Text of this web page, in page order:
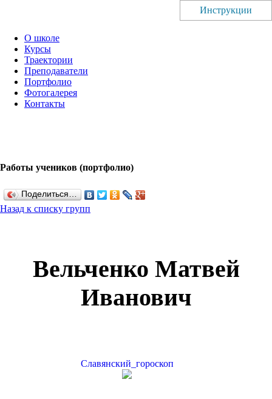
О школе
Курсы
Траектории
Преподаватели
Портфолио
Фотогалерея
Контакты
Работы учеников (портфолио)
Поделиться…
Назад к списку групп
Инструкции
Вельченко Матвей
Иванович
Славянский_гороскоп